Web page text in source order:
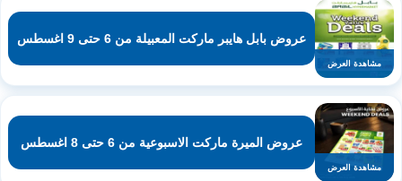
مشاهدة العرض
عروض بابل هايبر ماركت المعبيلة من 6 حتى 9 اغسطس
مشاهدة العرض
عروض الميرة ماركت الاسبوعية من 6 حتى 8 اغسطس